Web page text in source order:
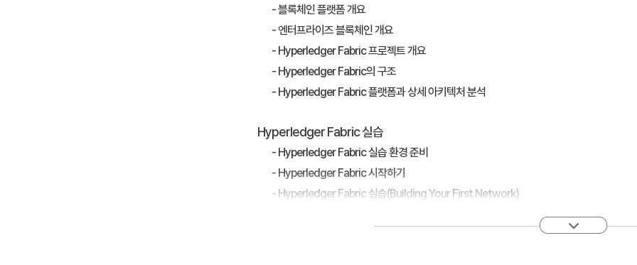
- 블록체인 플랫폼 개요
- 엔터프라이즈 블록체인 개요
- Hyperledger Fabric 프로젝트 개요
- Hyperledger Fabric의 구조
- Hyperledger Fabric 플랫폼과 상세 아키텍처 분석
Hyperledger Fabric 실습
- Hyperledger Fabric 실습 환경 준비
- Hyperledger Fabric 시작하기
- Hyperledger Fabric 실습(Building Your First Network)